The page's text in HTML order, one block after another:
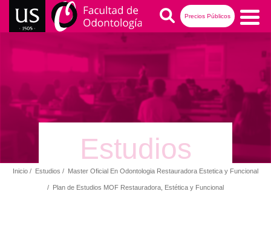
Pasar
Precios Públicos
Buscar
Navegación
Estudios
Ruta
Inicio Estudios Master Oficial En Odontologia Restauradora Estetica y Funcional
Plan de Estudios MOF Restauradora, Estética y Funcional